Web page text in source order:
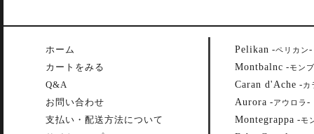
ホーム
カートをみる
Q&A
お問い合わせ
支払い・配送方法について
Pelikan -ペリカン-
Montbalnc -モン
Caran d'Ache -カ
Aurora -アウロラ -
Montegrappa -モ